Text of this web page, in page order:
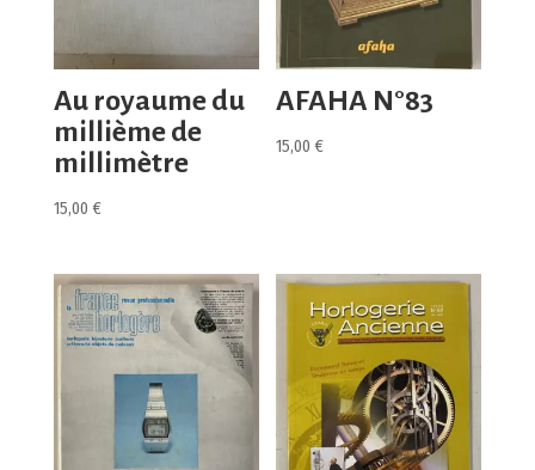
Au royaume du
millième de
millimètre
15,00 €
AFAHA N°83
15,00€